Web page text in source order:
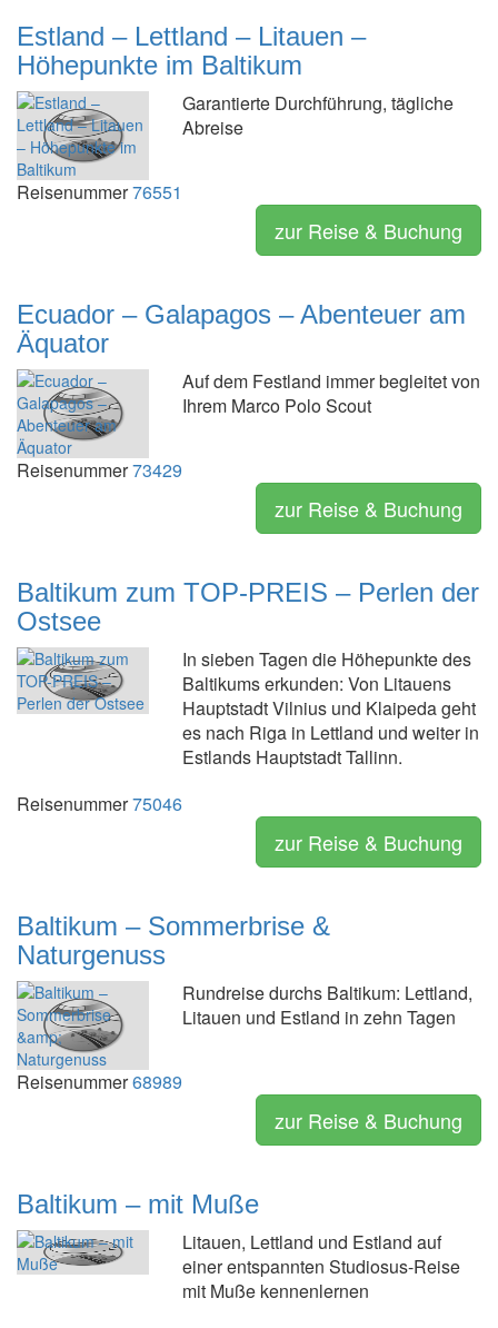
Estland – Lettland – Litauen –
Höhepunkte im Baltikum
Garantierte Durchführung, tägliche
Abreise
Reisenummer76551
zur Reise & Buchung
Ecuador – Galapagos – Abenteuer am
Äquator
Auf dem Festland immer begleitet von
Ihrem Marco Polo Scout
Reisenummer73429
zur Reise & Buchung
Baltikum zum TOP-PREIS – Perlen der
Ostsee
In sieben Tagen die Höhepunkte des
Baltikums erkunden: Von Litauens
Hauptstadt Vilnius und Klaipeda geht
es nach Riga in Lettland und weiter in
Estlands Hauptstadt Tallinn.
Reisenummer75046
zur Reise & Buchung
Baltikum – Sommerbrise &
Naturgenuss
Rundreise durchs Baltikum: Lettland,
Litauen und Estland in zehn Tagen
Reisenummer68989
zur Reise & Buchung
Baltikum – mit Muße
Litauen, Lettland und Estland auf
einer entspannten Studiosus-Reise
mit Muße kennenlernen